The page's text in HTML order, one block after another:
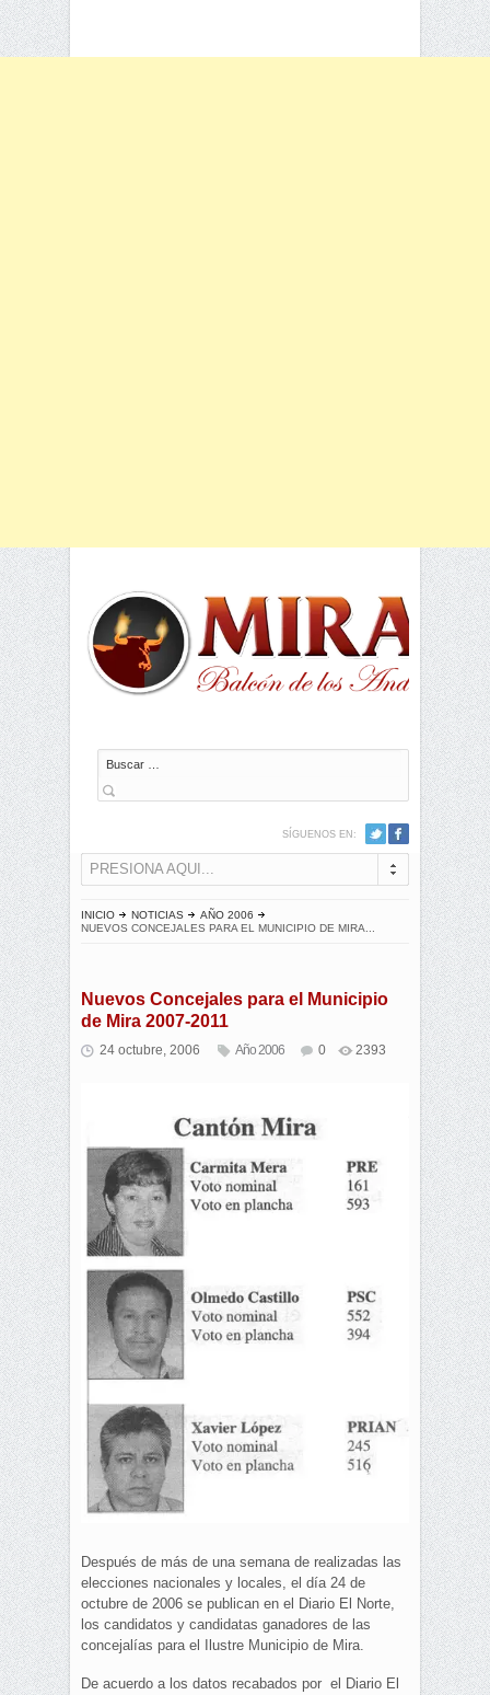
Buscar
SÍGUENOS EN:
PRESIONA AQUI...
INICIO NOTICIAS
AÑO 2006
NUEVOS CONCEJALES PARA EL MUNICIPIO DE MIRA...
Nuevos Concejales para el Municipio
de Mira 2007-2011
24 octubre, 2006 Año 2006 0 2393
Después de más de una semana de realizadas las
elecciones nacionales y locales, el día 24 de
octubre de 2006 se publican en el Diario El Norte,
los candidatos y candidatas ganadores de las
concejalías para el Ilustre Municipio de Mira.
De acuerdo a los datos recabados por el Diario El